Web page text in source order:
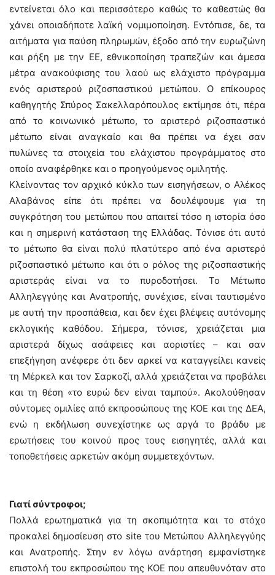
εντείνεται όλο και περισσότερο καθώς το καθεστώς θα
χάνει οποιαδήποτε λαϊκή νομιμοποίηση. Εντόπισε, δε, τα
αιτήματα για παύση πληρωμών, έξοδο από την ευρωζώνη
και ρήξη με την ΕΕ, εθνικοποίηση τραπεζών και άμεσα
μέτρα ανακούφισης του λαού ως ελάχιστο πρόγραμμα
ενός αριστερού ριζοσπαστικού μετώπου. Ο επίκουρος
καθηγητής Σπύρος Σακελλαρόπουλος εκτίμησε ότι, πέρα
από το κοινωνικό μέτωπο, το αριστερό ριζοσπαστικό
μέτωπο είναι αναγκαίο και θα πρέπει να έχει σαν
πυλώνες τα στοιχεία του ελάχιστου προγράμματος στο
οποίο αναφέρθηκε και ο προηγούμενος ομιλητής.
Κλείνοντας τον αρχικό κύκλο των εισηγήσεων, ο Αλέκος
Αλαβάνος είπε ότι πρέπει να δουλέψουμε για τη
συγκρότηση του μετώπου που απαιτεί τόσο η ιστορία όσο
και η σημερινή κατάσταση της Ελλάδας. Τόνισε ότι αυτό
το μέτωπο θα είναι πολύ πλατύτερο από ένα αριστερό
ριζοσπαστικό μέτωπο και ότι ο ρόλος της ριζοσπαστικής
αριστεράς είναι να το πυροδοτήσει. Το Μέτωπο
Αλληλεγγύης και Ανατροπής, συνέχισε, είναι ταυτισμένο
με αυτή την προσπάθεια, και δεν έχει βλέψεις αυτόνομης
εκλογικής καθόδου. Σήμερα, τόνισε, χρειάζεται μια
αριστερά δίχως ασάφειες και αοριστίες – και σαν
επεξήγηση ανέφερε ότι δεν αρκεί να καταγγείλει κανείς
τη Μέρκελ και τον Σαρκοζί, αλλά χρειάζεται να προβάλει
και τη θέση «το ευρώ δεν είναι ταμπού». Ακολούθησαν
σύντομες ομιλίες από εκπροσώπους της ΚΟΕ και της ΔΕΑ,
ενώ η εκδήλωση συνεχίστηκε ως αργά το βράδυ με
ερωτήσεις του κοινού προς τους εισηγητές, αλλά και
τοποθετήσεις αρκετών ακόμη συμμετεχόντων.
Γιατί σύντροφοι;
Πολλά ερωτηματικά για τη σκοπιμότητα και το στόχο
προκαλεί δημοσίευση στο site του Μετώπου Αλληλεγγύης
και Ανατροπής. Στην εν λόγω ανάρτηση εμφανίστηκε
επιστολή του εκπροσώπου της ΚΟΕ που απευθυνόταν στο